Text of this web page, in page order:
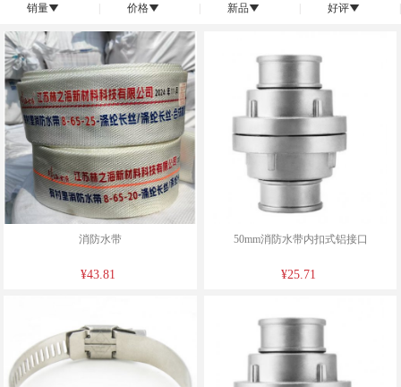
销量󰄢 价格󰄢 新品󰄢 好评󰄢
消防水带
¥43.81
50mm消防水带内扣式铝接口
¥25.71